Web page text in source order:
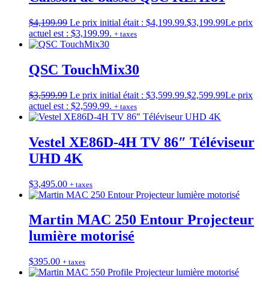
$4,199.99 Le prix initial était : $4,199.99.$3,199.99Le prix
actuel est : $3,199.99. + taxes
QSC TouchMix30
$3,599.99 Le prix initial était : $3,599.99.$2,599.99Le prix
actuel est : $2,599.99. + taxes
Vestel XE86D-4H TV 86″ Téléviseur
UHD 4K
$3,495.00 + taxes
Martin MAC 250 Entour Projecteur
lumière motorisé
$395.00 + taxes